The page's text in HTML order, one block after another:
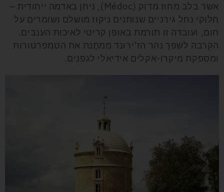
אשר בלב מחוז מדוק (Médoc), ניחן באדמה ייחודית –
חלוקי נחל גירניים שנותנים ניקוז מושלם ושומרים על
חום, ועובדה זו תורמת באופן קריטי לאיכות הענבים.
הקִרבה לשפך נהר הז'ירונד ממתֶנת את הטמפרטורות
ומספקת מיקרו-אקלים אידיאלי לגפנים.